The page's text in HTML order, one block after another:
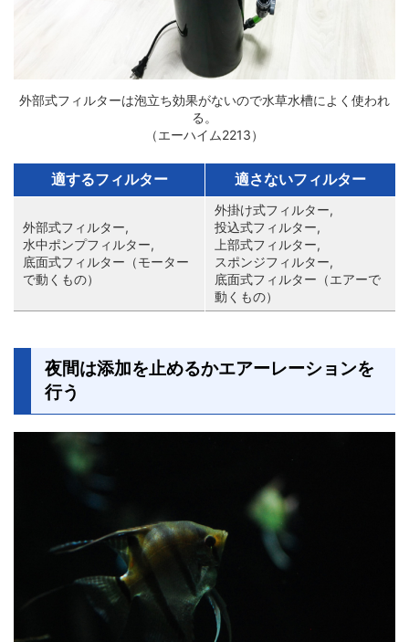
外部式フィルターは泡立ち効果がないので水草水槽によく使われ
る。
（エーハイム2213）
適するフィルター 適さないフィルター
外部式フィルター,
水中ポンプフィルター,
底面式フィルター（モーター
で動くもの）
外掛け式フィルター,
投込式フィルター,
上部式フィルター,
スポンジフィルター,
底面式フィルター（エアーで
動くもの）
夜間は添加を止めるかエアーレーションを
行う